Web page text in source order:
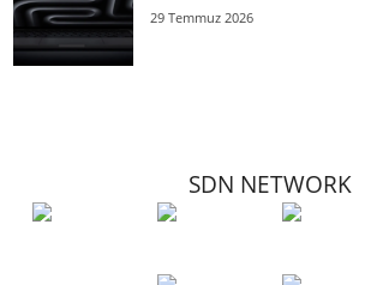
29 Temmuz 2026
SDN NETWORK